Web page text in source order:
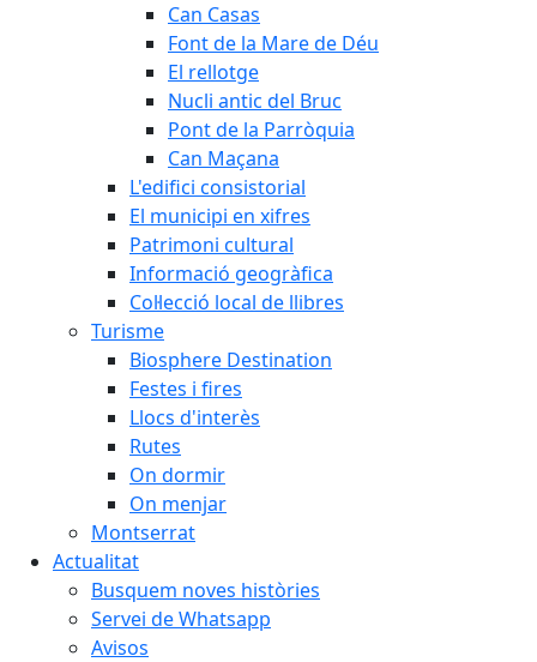
Can Casas
Font de la Mare de Déu
El rellotge
Nucli antic del Bruc
Pont de la Parròquia
Can Maçana
L'edifici consistorial
El municipi en xifres
Patrimoni cultural
Informació geogràfica
Col·lecció local de llibres
Turisme
Biosphere Destination
Festes i fires
Llocs d'interès
Rutes
On dormir
On menjar
Montserrat
Actualitat
Busquem noves històries
Servei de Whatsapp
Avisos